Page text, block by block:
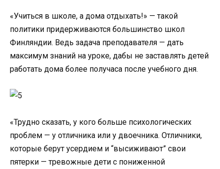
«Учиться в школе, а дома отдыхать!» — такой
политики придерживаются большинство школ
Финляндии. Ведь задача преподавателя — дать
максимум знаний на уроке, дабы не заставлять детей
работать дома более получаса после учебного дня.
«Трудно сказать, у кого больше психологических
проблем — у отличника или у двоечника. Отличники,
которые берут усердием и “высиживают” свои
пятерки — тревожные дети с пониженной